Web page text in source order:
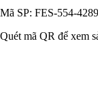
Mã SP: FES-554-4289
Quét mã QR để xem